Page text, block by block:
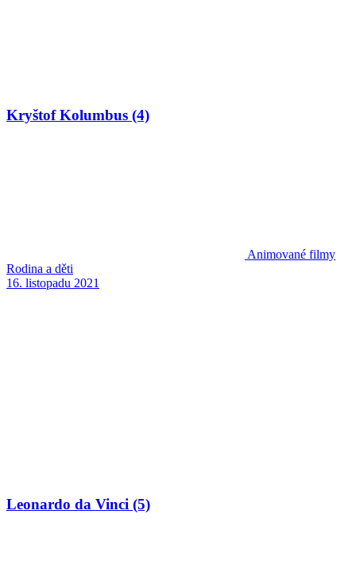
Kryštof Kolumbus (4)
Animované filmy
Rodina a děti
16. listopadu 2021
Leonardo da Vinci (5)